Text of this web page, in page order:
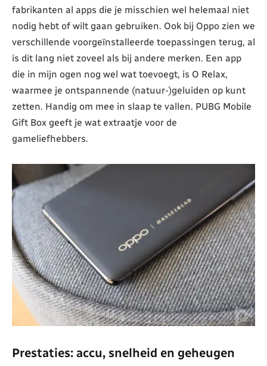
fabrikanten al apps die je misschien wel helemaal niet
nodig hebt of wilt gaan gebruiken. Ook bij Oppo zien we
verschillende voorgeïnstalleerde toepassingen terug, al
is dit lang niet zoveel als bij andere merken. Een app
die in mijn ogen nog wel wat toevoegt, is O Relax,
waarmee je ontspannende (natuur-)geluiden op kunt
zetten. Handig om mee in slaap te vallen. PUBG Mobile
Gift Box geeft je wat extraatje voor de
gameliefhebbers.
Prestaties: accu, snelheid en geheugen